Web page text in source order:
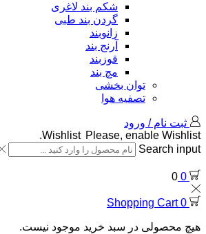
شکم بند لاغری
گردن بند طبی
زانوبند
آرنج بند
قوزبند
مچ بند
توان بخشی
تصفیه هوا
ثبت نام / ورود
Wishlist Please, enable Wishlist.
Search input
0
0
0
Shopping Cart
هیچ محصولی در سبد خرید موجود نیست.